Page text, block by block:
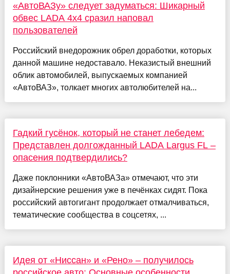
«АвтоВАЗу» следует задуматься: Шикарный
обвес LADA 4x4 сразил наповал
пользователей
Российский внедорожник обрел доработки, которых
данной машине недоставало. Неказистый внешний
облик автомобилей, выпускаемых компанией
«АвтоВАЗ», толкает многих автолюбителей на...
Гадкий гусёнок, который не станет лебедем:
Представлен долгожданный LADA Largus FL –
опасения подтвердились?
Даже поклонники «АвтоВАЗа» отмечают, что эти
дизайнерские решения уже в печёнках сидят. Пока
российский автогигант продолжает отмалчиваться,
тематические сообщества в соцсетях, ...
Идея от «Ниссан» и «Рено» – получилось